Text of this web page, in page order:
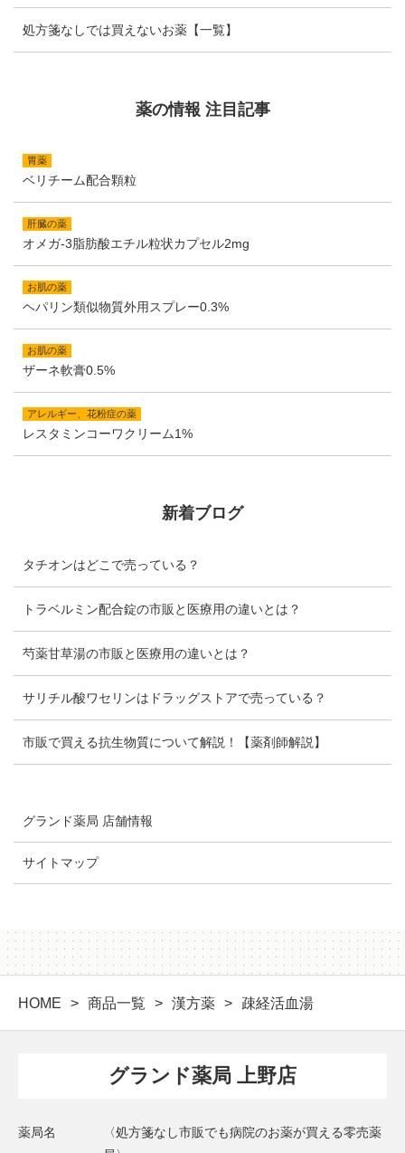
HOME 商品一覧 漢方薬 疎経活血湯
処方箋なしでは買えないお薬【一覧】
薬の情報 注目記事
胃薬
ベリチーム配合顆粒
肝臓の薬
オメガ-3脂肪酸エチル粒状カプセル2mg
お肌の薬
ヘパリン類似物質外用スプレー0.3%
お肌の薬
ザーネ軟膏0.5%
アレルギー、花粉症の薬
レスタミンコーワクリーム1%
新着ブログ
タチオンはどこで売っている？
トラベルミン配合錠の市販と医療用の違いとは？
芍薬甘草湯の市販と医療用の違いとは？
サリチル酸ワセリンはドラッグストアで売っている？
市販で買える抗生物質について解説！【薬剤師解説】
グランド薬局 店舗情報
サイトマップ
グランド薬局 上野店
薬局名
〈処方箋なし市販でも病院のお薬が買える零売薬